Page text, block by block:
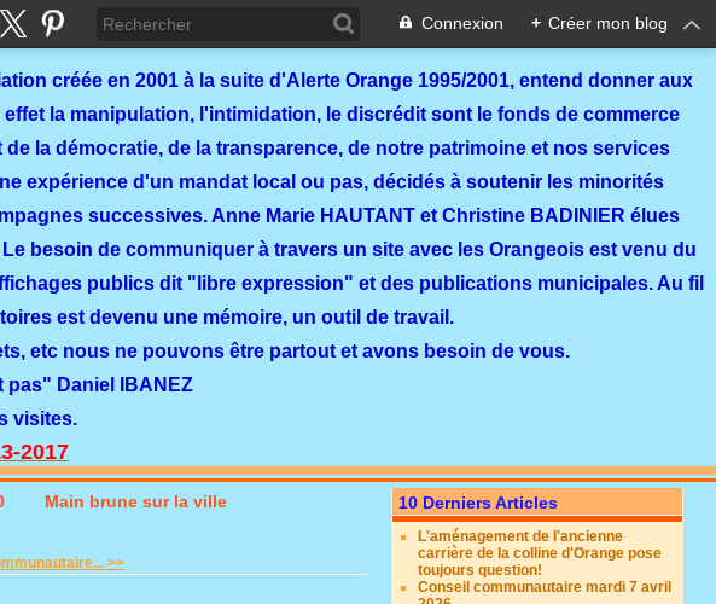
Connexion + Créer mon blog
créée en 2001 à la suite d'Alerte Orange 1995/2001, entend donner aux
la manipulation, l'intimidation, le discrédit sont le fonds de commerce
la démocratie, de la transparence, de notre patrimoine et nos services
expérience d'un mandat local ou pas, décidés à soutenir les minorités
successives. Anne Marie HAUTANT et Christine BADINIER élues
besoin de communiquer à travers un site avec les Orangeois est venu du
publics dit "libre expression" et des publications municipales. Au fil
est devenu une mémoire, un outil de travail.
etc nous ne pouvons être partout et avons besoin de vous.
pas" Daniel IBANEZ
visites.
2017
Main brune sur la ville
>>
10 Derniers Articles
L'aménagement de l'ancienne
carrière de la colline d'Orange pose
toujours question!
Conseil communautaire mardi 7 avril